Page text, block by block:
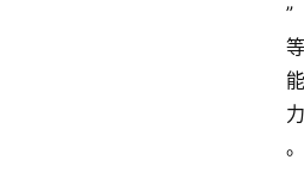
”
等
能
力
。